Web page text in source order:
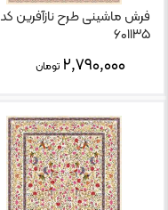
فرش ماشینی طرح نازآفرین کد
۶۰۱۱۳۵
۲,۷۹۰,۰۰۰ تومان